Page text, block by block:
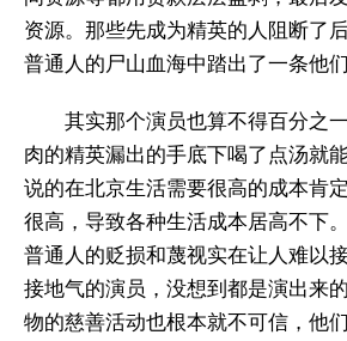
资源。那些先成为精英的人阻断了
普通人的尸山血海中踏出了一条他
其实那个演员也算不得百分之
肉的精英漏出的手底下喝了点汤就
说的在北京生活需要很高的成本肯
很高，导致各种生活成本居高不下
普通人的贬损和蔑视实在让人难以
接地气的演员，没想到都是演出来
物的慈善活动也根本就不可信，他